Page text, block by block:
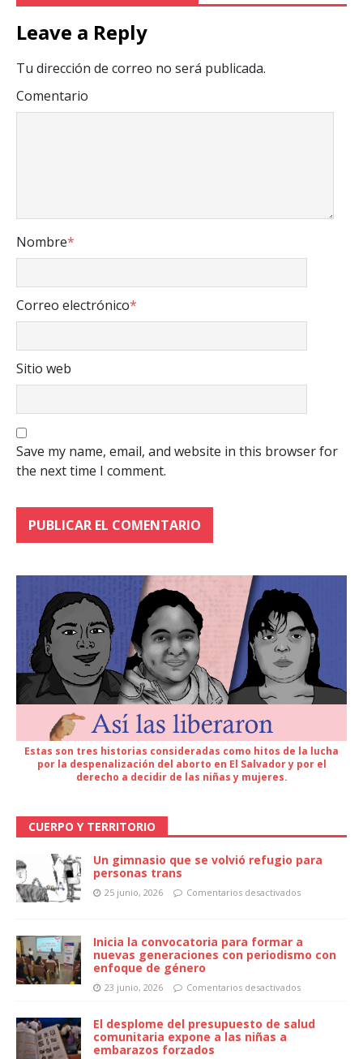
Leave a Reply
Tu dirección de correo no será publicada.
Comentario
Nombre*
Correo electrónico*
Sitio web
Save my name, email, and website in this browser for
the next time I comment.
Estas son tres historias consideradas como hitos de la lucha
por la despenalización del aborto en El Salvador y por el
derecho a decidir de las niñas y mujeres.
CUERPO Y TERRITORIO
Un gimnasio que se volvió refugio para
personas trans
25 junio, 2026 Comentarios desactivados
Inicia la convocatoria para formar a
nuevas generaciones con periodismo con
enfoque de género
23 junio, 2026 Comentarios desactivados
El desplome del presupuesto de salud
comunitaria expone a las niñas a
embarazos forzados